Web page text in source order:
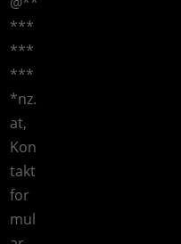
***
***
***
*nz.
at,
Kon
takt
for
mul